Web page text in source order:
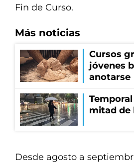
Fin de Curso.
Más noticias
Cursos
jóvenes
anotarse
mitad de
Desde agosto a